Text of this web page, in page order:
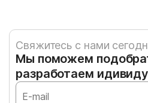
Свяжитесь с нами
Мы поможем
разработаем